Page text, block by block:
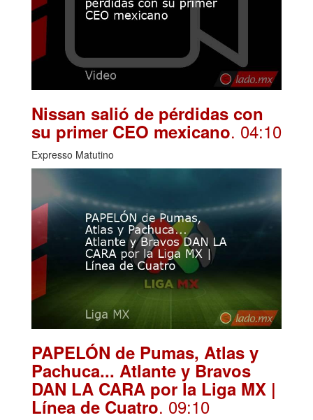
Nissan salió de pérdidas con
su primer CEO mexicano. 04:10
Expresso Matutino
PAPELÓN de Pumas, Atlas y
Pachuca... Atlante y Bravos
DAN LA CARA por la Liga MX |
Línea de Cuatro. 09:10